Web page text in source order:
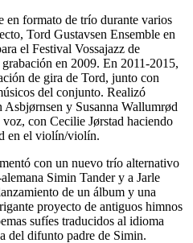
en formato de trío durante varios
Tord Gustavsen Ensemble en
el Festival Vossajazz de
en 2009. En 2011-2015,
de gira de Tord, junto con
del conjunto. Realizó
y Susanna Wallumrød
con Cecilie Jørstad haciendo
en el violín/violín.
con un nuevo trío alternativo
Simin Tander y a Jarle
de un álbum y una
proyecto de antiguos himnos
sufíes traducidos al idioma
del difunto padre de Simin.